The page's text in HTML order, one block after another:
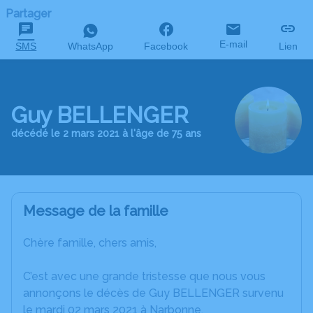
Partager
SMS WhatsApp Facebook E-mail Lien
Guy BELLENGER
décédé le 2 mars 2021 à l'âge de 75 ans
Message de la famille
Chère famille, chers amis,
C’est avec une grande tristesse que nous vous
annonçons le décès de Guy BELLENGER survenu
le mardi 02 mars 2021 à Narbonne.